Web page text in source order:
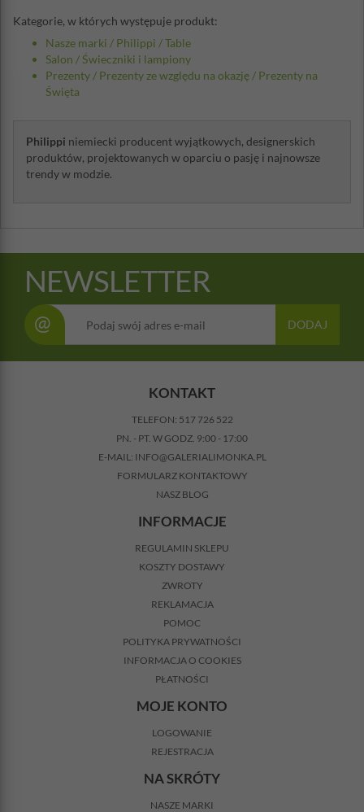
Kategorie, w których występuje produkt:
Nasze marki / Philippi /Table
Salon /Świeczniki i lampiony
Prezenty / Prezenty ze względu na okazję / Prezenty na
Święta
Philippi niemiecki producent wyjątkowych, designerskich
produktów, projektowanych w oparciu o pasję i najnowsze
trendy w modzie.
NEWSLETTER
@ DODAJ
KONTAKT
TELEFON: 517 726 522
PN. - PT. W GODZ. 9:00 - 17:00
E-MAIL: INFO@GALERIALIMONKA.PL
FORMULARZ KONTAKTOWY
NASZ BLOG
INFORMACJE
REGULAMIN SKLEPU
KOSZTY DOSTAWY
ZWROTY
REKLAMACJA
POMOC
POLITYKA PRYWATNOŚCI
INFORMACJA O COOKIES
PŁATNOŚCI
MOJE KONTO
LOGOWANIE
REJESTRACJA
NA SKRÓTY
NASZE MARKI